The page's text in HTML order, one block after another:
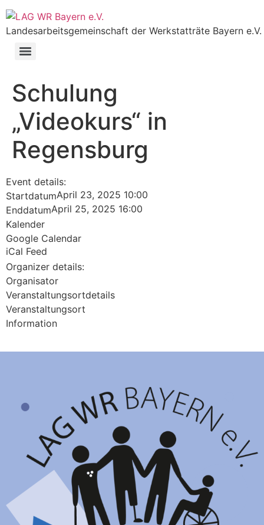
Landesarbeitsgemeinschaft der Werkstatträte Bayern e.V.
Schulung
„Videokurs“ in
Regensburg
Event details:
StartdatumApril 23, 2025 10:00
EnddatumApril 25, 2025 16:00
Kalender
Google Calendar
iCal Feed
Organizer details:
Organisator
Veranstaltungsortdetails
Veranstaltungsort
Information